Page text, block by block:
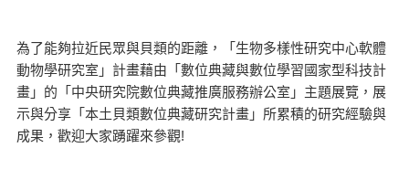
為了能夠拉近民眾與貝類的距離，「生物多樣性研究中心軟體
動物學研究室」計畫藉由「數位典藏與數位學習國家型科技計
畫」的「中央研究院數位典藏推廣服務辦公室」主題展覽，展
示與分享「本土貝類數位典藏研究計畫」所累積的研究經驗與
成果，歡迎大家踴躍來參觀!